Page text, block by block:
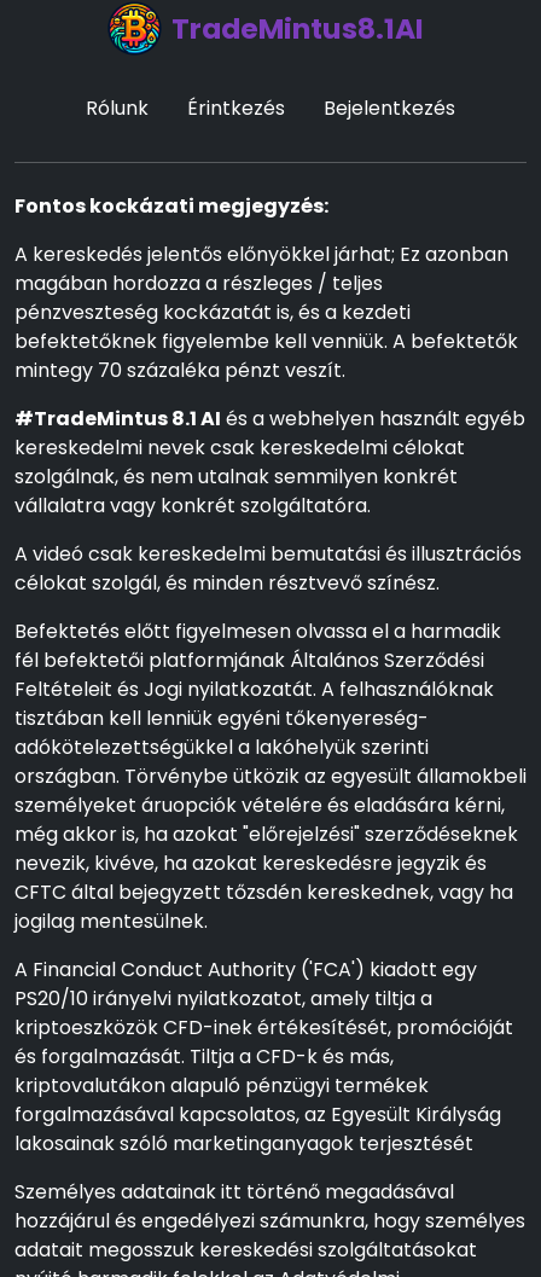
TradeMintus8.1AI
Rólunk Érintkezés Bejelentkezés
Fontos kockázati megjegyzés:
A kereskedés jelentős előnyökkel járhat; Ez azonban
magában hordozza a részleges / teljes
pénzveszteség kockázatát is, és a kezdeti
befektetőknek figyelembe kell venniük. A befektetők
mintegy 70 százaléka pénzt veszít.
#TradeMintus 8.1 AI és a webhelyen használt egyéb
kereskedelmi nevek csak kereskedelmi célokat
szolgálnak, és nem utalnak semmilyen konkrét
vállalatra vagy konkrét szolgáltatóra.
A videó csak kereskedelmi bemutatási és illusztrációs
célokat szolgál, és minden résztvevő színész.
Befektetés előtt figyelmesen olvassa el a harmadik
fél befektetői platformjának Általános Szerződési
Feltételeit és Jogi nyilatkozatát. A felhasználóknak
tisztában kell lenniük egyéni tőkenyereség-
adókötelezettségükkel a lakóhelyük szerinti
országban. Törvénybe ütközik az egyesült államokbeli
személyeket áruopciók vételére és eladására kérni,
még akkor is, ha azokat "előrejelzési" szerződéseknek
nevezik, kivéve, ha azokat kereskedésre jegyzik és
CFTC által bejegyzett tőzsdén kereskednek, vagy ha
jogilag mentesülnek.
A Financial Conduct Authority ('FCA') kiadott egy
PS20/10 irányelvi nyilatkozatot, amely tiltja a
kriptoeszközök CFD-inek értékesítését, promócióját
és forgalmazását. Tiltja a CFD-k és más,
kriptovalutákon alapuló pénzügyi termékek
forgalmazásával kapcsolatos, az Egyesült Királyság
lakosainak szóló marketinganyagok terjesztését
Személyes adatainak itt történő megadásával
hozzájárul és engedélyezi számunkra, hogy személyes
adatait megosszuk kereskedési szolgáltatásokat